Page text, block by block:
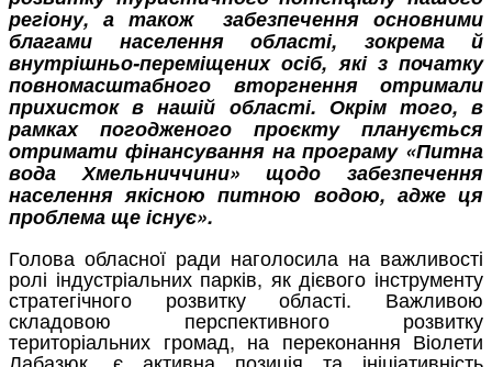
регіону, а також забезпечення основними
благами населення області, зокрема й
внутрішньо-переміщених осіб, які з початку
повномасштабного вторгнення отримали
прихисток в нашій області. Окрім того, в
рамках погодженого проєкту планується
отримати фінансування на програму «Питна
вода Хмельниччини» щодо забезпечення
населення якісною питною водою, адже ця
проблема ще існує».
Голова обласної ради наголосила на важливості
ролі індустріальних парків, як дієвого інструменту
стратегічного розвитку області. Важливою
складовою перспективного розвитку
територіальних громад, на переконання Віолети
Лабазюк, є активна позиція та ініціативність